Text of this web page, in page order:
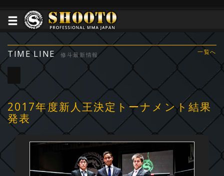
TIME LINE 修斗最新情報 一覧へ
2017年度新人王決定トーナメント結果
発表